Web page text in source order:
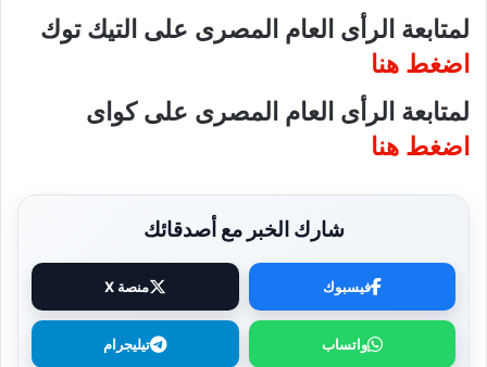
لمتابعة الرأى العام المصرى على التيك توك
اضغط هنا
لمتابعة الرأى العام المصرى على كواى
اضغط هنا
شارك الخبر مع أصدقائك
فيسبوك منصة X
واتساب تيليجرام